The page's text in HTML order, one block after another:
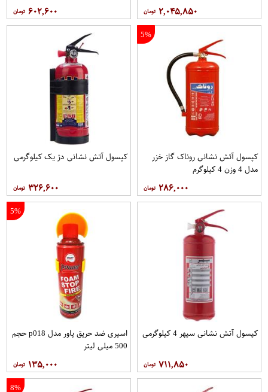
۲,۰۴۵,۸۵۰ ۶۰۲,۶۰۰
5%
کپسول آتش نشانی روناک گاز خزر
مدل 4 وزن 4 کیلوگرم
۲۸۶,۰۰۰
کپسول آتش نشانی دژ یک کیلوگرمی
۳۲۶,۶۰۰
کپسول آتش نشانی سپهر 4 کیلوگرمی
۷۱۱,۸۵۰
5%
اسپری ضد حریق پاور مدل p018 حجم
500 میلی لیتر
۱۳۵,۰۰۰
8%